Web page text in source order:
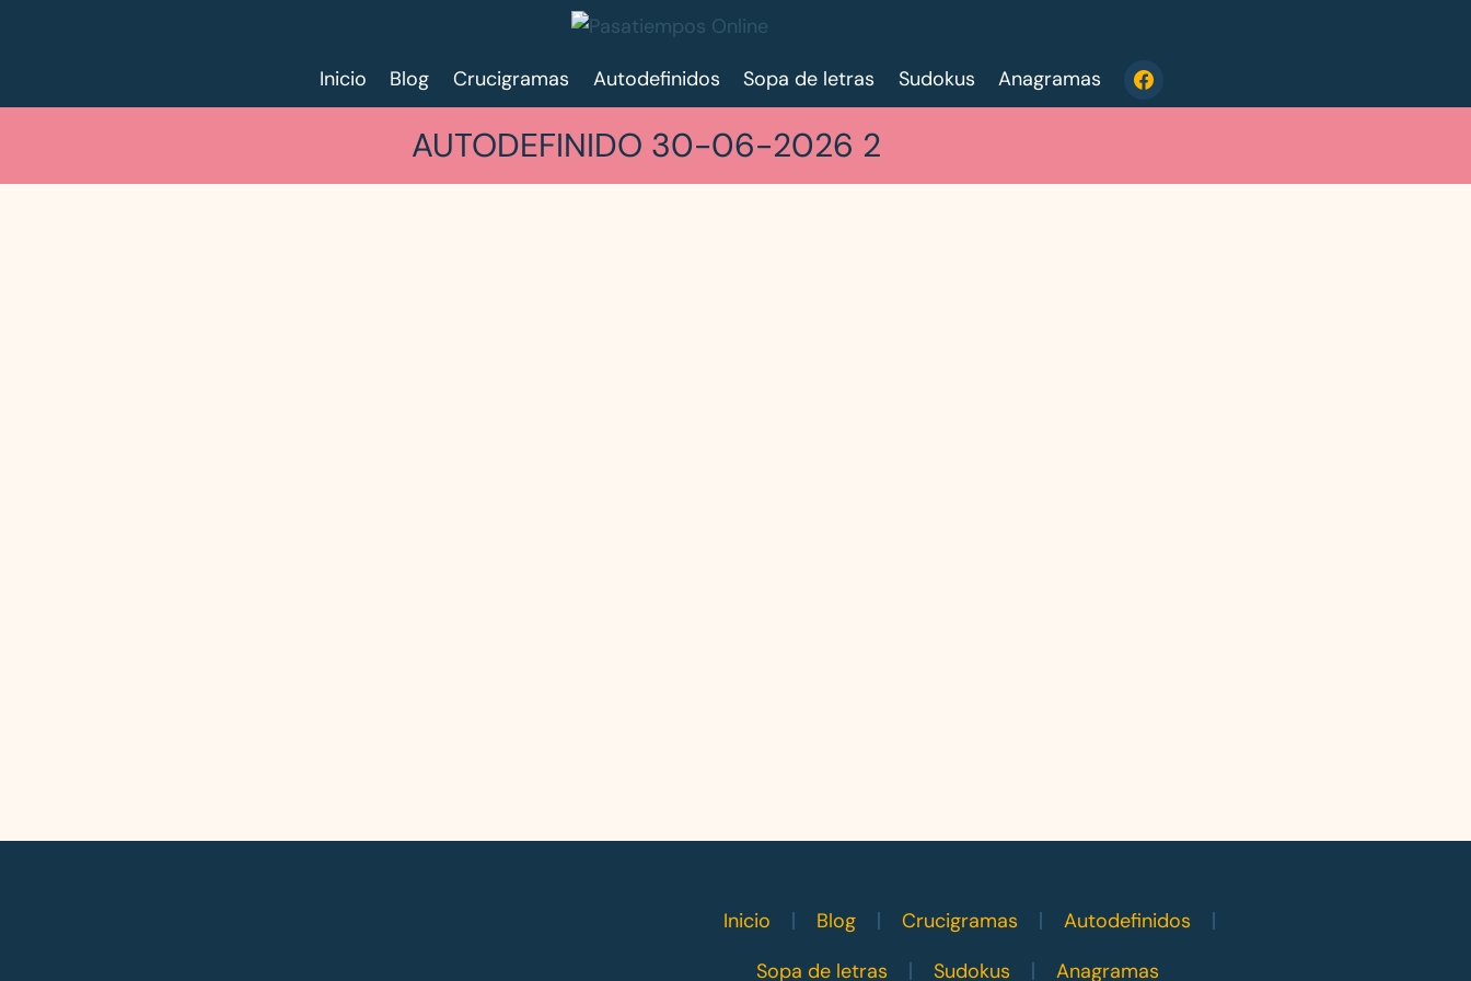
Inicio Blog Crucigramas Autodefinidos Sopa de letras Sudokus Anagramas
AUTODEFINIDO 30-06-2026 2
Inicio Blog Crucigramas
Autodefinidos
Sopa de letras
Sudokus Anagramas